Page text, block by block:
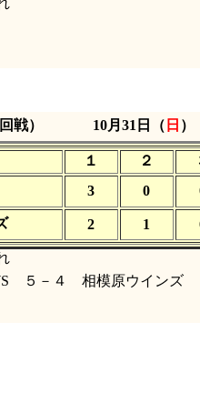
戦） 10月31日（ 日 ）
１ ２
3 0
2 1
５－４ 相模原ウインズ